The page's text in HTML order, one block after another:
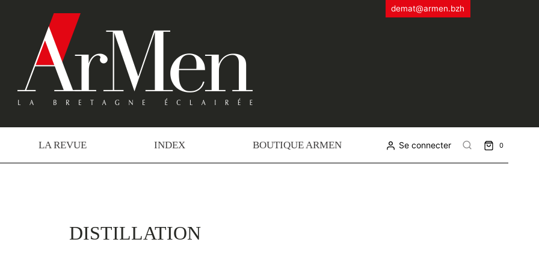
demat@armen.bzh
LA REVUE INDEX BOUTIQUE ARMEN Se connecter 0
DISTILLATION